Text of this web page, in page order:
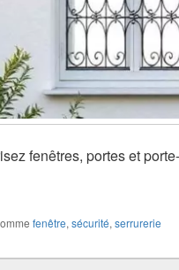
fenêtres, portes et
fenêtre, sécurité, serrurerie